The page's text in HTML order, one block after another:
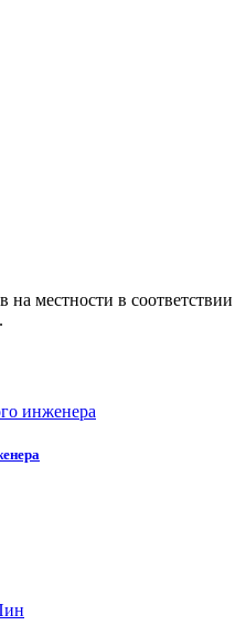
на местности в соответствии